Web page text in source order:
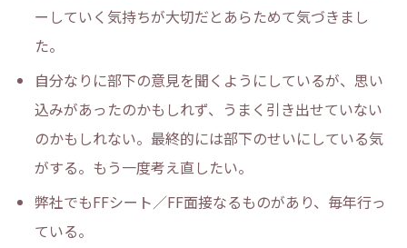
ーしていく気持ちが大切だとあらためて気づきまし
た。
自分なりに部下の意見を聞くようにしているが、思い
込みがあったのかもしれず、うまく引き出せていない
のかもしれない。最終的には部下のせいにしている気
がする。もう一度考え直したい。
弊社でもFFシート／FF面接なるものがあり、毎年行っ
ている。